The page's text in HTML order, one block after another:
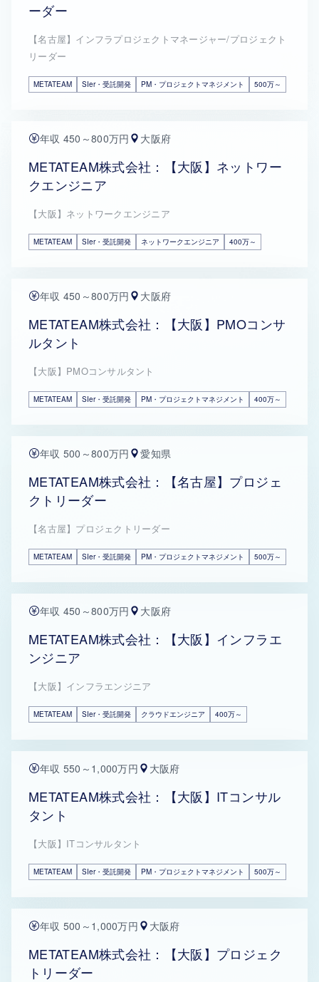
ーダー
【名古屋】インフラプロジェクトマネージャー/プロジェクト
リーダー
METATEAM SIer・受託開発 PM・プロジェクトマネジメント 500万～
年収 450～800万円 大阪府
METATEAM株式会社：【大阪】ネットワー
クエンジニア
【大阪】ネットワークエンジニア
METATEAM SIer・受託開発 ネットワークエンジニア 400万～
年収 450～800万円 大阪府
METATEAM株式会社：【大阪】PMOコンサ
ルタント
【大阪】PMOコンサルタント
METATEAM SIer・受託開発 PM・プロジェクトマネジメント 400万～
年収 500～800万円 愛知県
METATEAM株式会社：【名古屋】プロジェ
クトリーダー
【名古屋】プロジェクトリーダー
METATEAM SIer・受託開発 PM・プロジェクトマネジメント 500万～
年収 450～800万円 大阪府
METATEAM株式会社：【大阪】インフラエ
ンジニア
【大阪】インフラエンジニア
METATEAM SIer・受託開発 クラウドエンジニア 400万～
年収 550～1,000万円 大阪府
METATEAM株式会社：【大阪】ITコンサル
タント
【大阪】ITコンサルタント
METATEAM SIer・受託開発 PM・プロジェクトマネジメント 500万～
年収 500～1,000万円 大阪府
METATEAM株式会社：【大阪】プロジェク
トリーダー